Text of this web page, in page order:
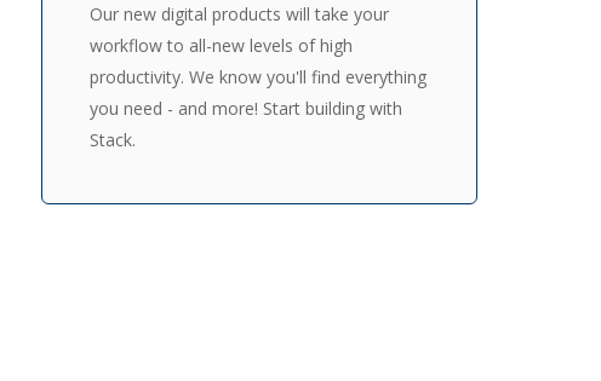
Our new digital products will take your
workflow to all-new levels of high
productivity. We know you'll find everything
you need - and more! Start building with
Stack.